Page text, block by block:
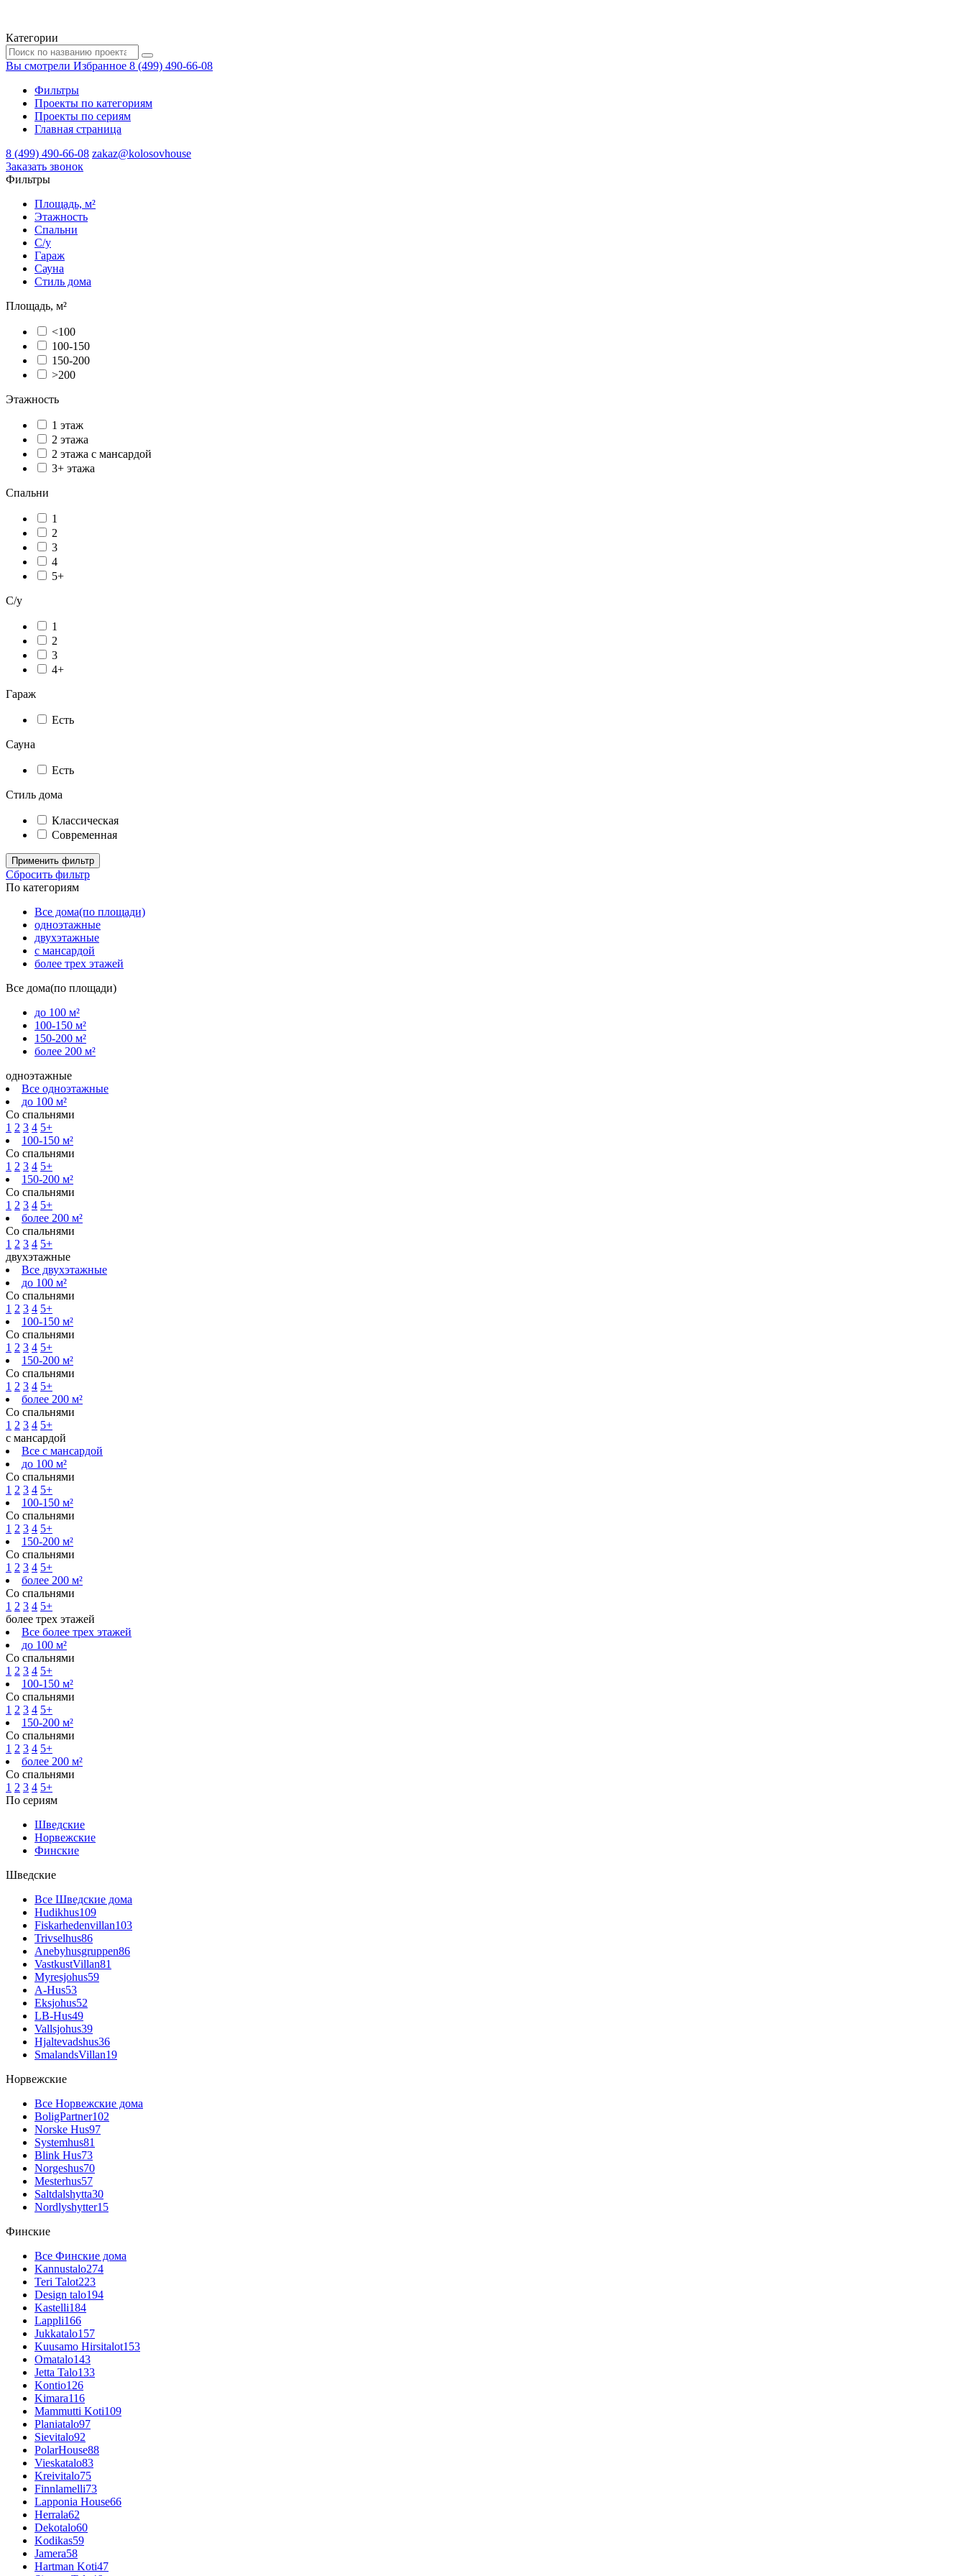
Категории
Вы смотрели Избранное 8 (499) 490-66-08
Фильтры
Проекты по категориям
Проекты по сериям
Главная страница
8 (499) 490-66-08 zakaz@kolosovhouse
3аказать звонок
Фильтры
Площадь, м²
Этажность
Спальни
С/у
Гараж
Сауна
Стиль дома
Площадь, м²
<100
100-150
150-200
>200
Этажность
1 этаж
2 этажа
2 этажа с мансардой
3+ этажа
Спальни
1
2
3
4
5+
С/у
1
2
3
4+
Гараж
Есть
Сауна
Есть
Стиль дома
Классическая
Современная
Применить фильтр
Сбросить фильтр
По категориям
Все дома(по площади)
одноэтажные
двухэтажные
с мансардой
более трех этажей
Все дома(по площади)
до 100 м²
100-150 м²
150-200 м²
более 200 м²
одноэтажные
Все одноэтажные
до 100 м²
Со спальнями
1 2 3 4 5+
100-150 м²
Со спальнями
1 2 3 4 5+
150-200 м²
Со спальнями
1 2 3 4 5+
более 200 м²
Со спальнями
1 2 3 4 5+
двухэтажные
Все двухэтажные
до 100 м²
Со спальнями
1 2 3 4 5+
100-150 м²
Со спальнями
1 2 3 4 5+
150-200 м²
Со спальнями
1 2 3 4 5+
более 200 м²
Со спальнями
1 2 3 4 5+
с мансардой
Все с мансардой
до 100 м²
Со спальнями
1 2 3 4 5+
100-150 м²
Со спальнями
1 2 3 4 5+
150-200 м²
Со спальнями
1 2 3 4 5+
более 200 м²
Со спальнями
1 2 3 4 5+
более трех этажей
Все более трех этажей
до 100 м²
Со спальнями
1 2 3 4 5+
100-150 м²
Со спальнями
1 2 3 4 5+
150-200 м²
Со спальнями
1 2 3 4 5+
более 200 м²
Со спальнями
1 2 3 4 5+
По сериям
Шведские
Норвежские
Финские
Шведские
Все Шведские дома
Hudikhus109
Fiskarhedenvillan103
Trivselhus86
Anebyhusgruppen86
VastkustVillan81
Myresjohus59
A-Hus53
Eksjohus52
LB-Hus49
Vallsjohus39
Hjaltevadshus36
SmalandsVillan19
Норвежские
Все Норвежские дома
BoligPartner102
Norske Hus97
Systemhus81
Blink Hus73
Norgeshus70
Mesterhus57
Saltdalshytta30
Nordlyshytter15
Финские
Все Финские дома
Kannustalo274
Teri Talot223
Design talo194
Kastelli184
Lappli166
Jukkatalo157
Kuusamo Hirsitalot153
Omatalo143
Jetta Talo133
Kontio126
Kimara116
Mammutti Koti109
Planiatalo97
Sievitalo92
PolarHouse88
Vieskatalo83
Kreivitalo75
Finnlamelli73
Lapponia House66
Herrala62
Dekotalo60
Kodikas59
Jamera58
Hartman Koti47